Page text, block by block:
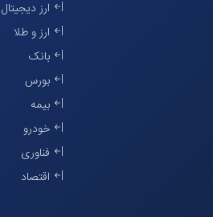
ارز دیجیتال
ارز و طلا
بانک
بورس
بیمه
خودرو
فناوری
اقتصاد